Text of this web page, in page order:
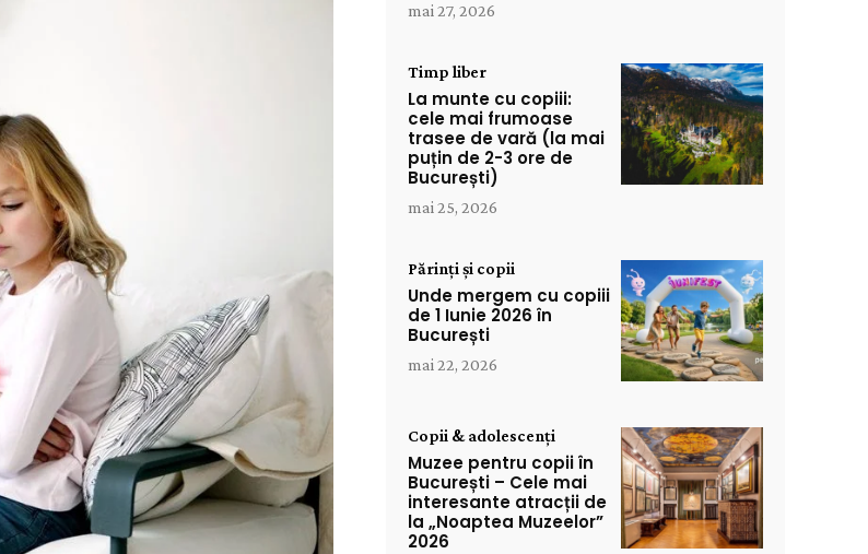
mai 27, 2026
Timp liber
La munte cu copiii:
cele mai frumoase
trasee de vară (la mai
puțin de 2-3 ore de
București)
mai 25, 2026
Părinți și copii
Unde mergem cu copiii
de 1 Iunie 2026 în
București
mai 22, 2026
Copii & adolescenți
Muzee pentru copii în
București – Cele mai
interesante atracții de
la „Noaptea Muzeelor”
2026